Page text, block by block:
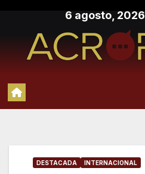
contenido
6 agosto, 2026
DESTACADA INTERNACIONAL